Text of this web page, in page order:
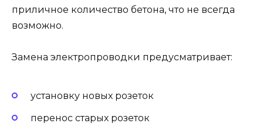
приличное количество бетона, что не всегда
возможно.
Замена электропроводки предусматривает:
установку новых розеток
перенос старых розеток